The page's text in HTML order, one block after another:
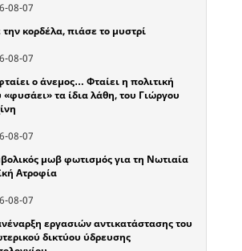
08-07
κορδέλα, πιάσε το μυστρί
08-07
ο άνεμος… Φταίει η πολιτική
τα ίδια λάθη, του Γιώργου
08-07
μωβ φωτισμός για τη Νωτιαία
Ατροφία
08-07
εργασιών αντικατάστασης του
δικτύου ύδρευσης